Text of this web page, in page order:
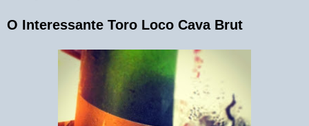
O Interessante Toro Loco Cava Brut